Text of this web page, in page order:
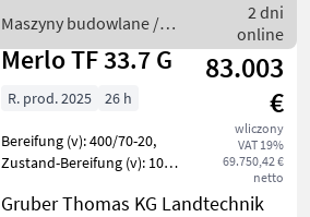
bis Geräteträger 5.440 mm
Breite 2.2
Maszyny budowlane /
Merlo
2 dni
online
Merlo TF 33.7 G
83.003
€
wliczony
VAT 19%
69.750,42 €
netto
R. prod. 2025 26 h
Bereifung (v): 400/70-20,
Zustand-Bereifung (v): 100
Geschwindigkeit: 20 km/h,
Gruber Thomas KG Landtechnik